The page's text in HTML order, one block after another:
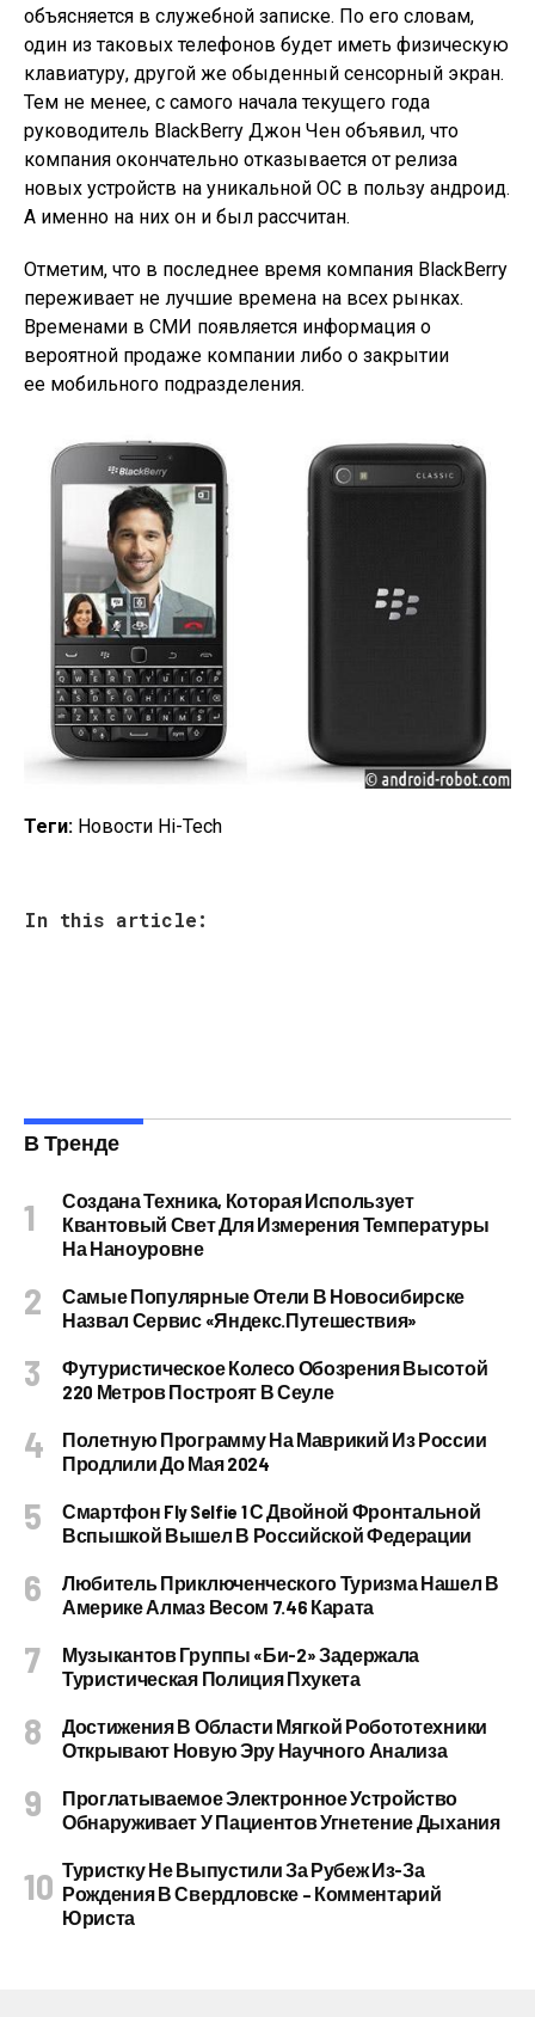
объясняется в служебной записке. По его словам,
один из таковых телефонов будет иметь физическую
клавиатуру, другой же обыденный сенсорный экран.
Тем не менее, с самого начала текущего года
руководитель BlackBerry Джон Чен объявил, что
компания окончательно отказывается от релиза
новых устройств на уникальной ОС в пользу андроид.
А именно на них он и был рассчитан.
Отметим, что в последнее время компания BlackBerry
переживает не лучшие времена на всех рынках.
Временами в СМИ появляется информация о
вероятной продаже компании либо о закрытии
ее мобильного подразделения.
Теги: Новости Hi-Tech
In this article:
В Тренде
Создана Техника, Которая Использует
Квантовый Свет Для Измерения Температуры
На Наноуровне
Самые Популярные Отели В Новосибирске
Назвал Сервис «Яндекс.Путешествия»
Футуристическое Колесо Обозрения Высотой
220 Метров Построят В Сеуле
Полетную Программу На Маврикий Из России
Продлили До Мая 2024
Смартфон Fly Selfie 1 С Двойной Фронтальной
Вспышкой Вышел В Российской Федерации
Любитель Приключенческого Туризма Нашел В
Америке Алмаз Весом 7.46 Карата
Музыкантов Группы «Би-2» Задержала
Туристическая Полиция Пхукета
Достижения В Области Мягкой Робототехники
Открывают Новую Эру Научного Анализа
Проглатываемое Электронное Устройство
Обнаруживает У Пациентов Угнетение Дыхания
Туристку Не Выпустили За Рубеж Из-За
Рождения В Свердловске – Комментарий
Юриста